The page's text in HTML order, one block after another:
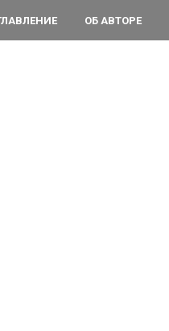
ОБ АВТОРЕ